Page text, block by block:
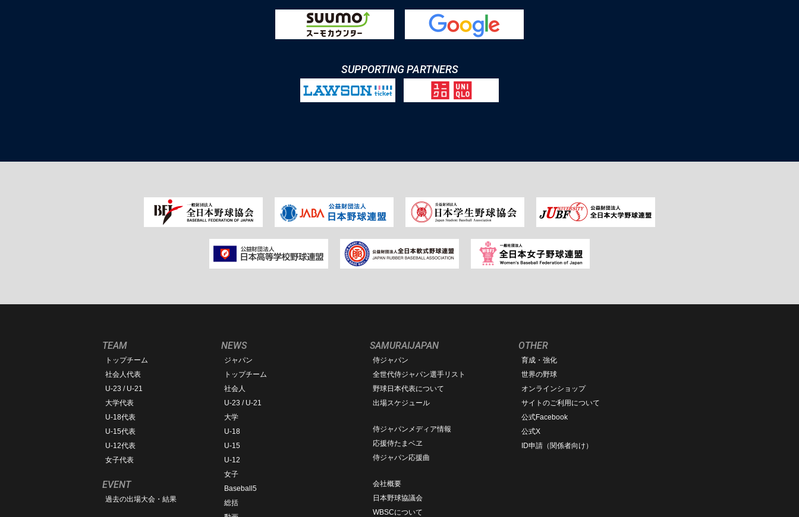
SUPPORTING PARTNERS
TEAM
トップチーム
社会人代表
U-23 / U-21
大学代表
U-18代表
U-15代表
U-12代表
女子代表
EVENT
過去の出場大会・結果
NEWS
ジャパン
トップチーム
社会人
U-23 / U-21
大学
U-18
U-15
U-12
女子
Baseball5
総括
SAMURAIJAPAN
侍ジャパン
全世代侍ジャパン選手リスト
野球日本代表について
出場スケジュール
侍ジャパンメディア情報
応援侍たまベヱ
侍ジャパン応援曲
会社概要
日本野球協議会
WBSCについて
OTHER
育成・強化
世界の野球
オンラインショップ
サイトのご利用について
公式Facebook
公式X
ID申請（関係者向け）